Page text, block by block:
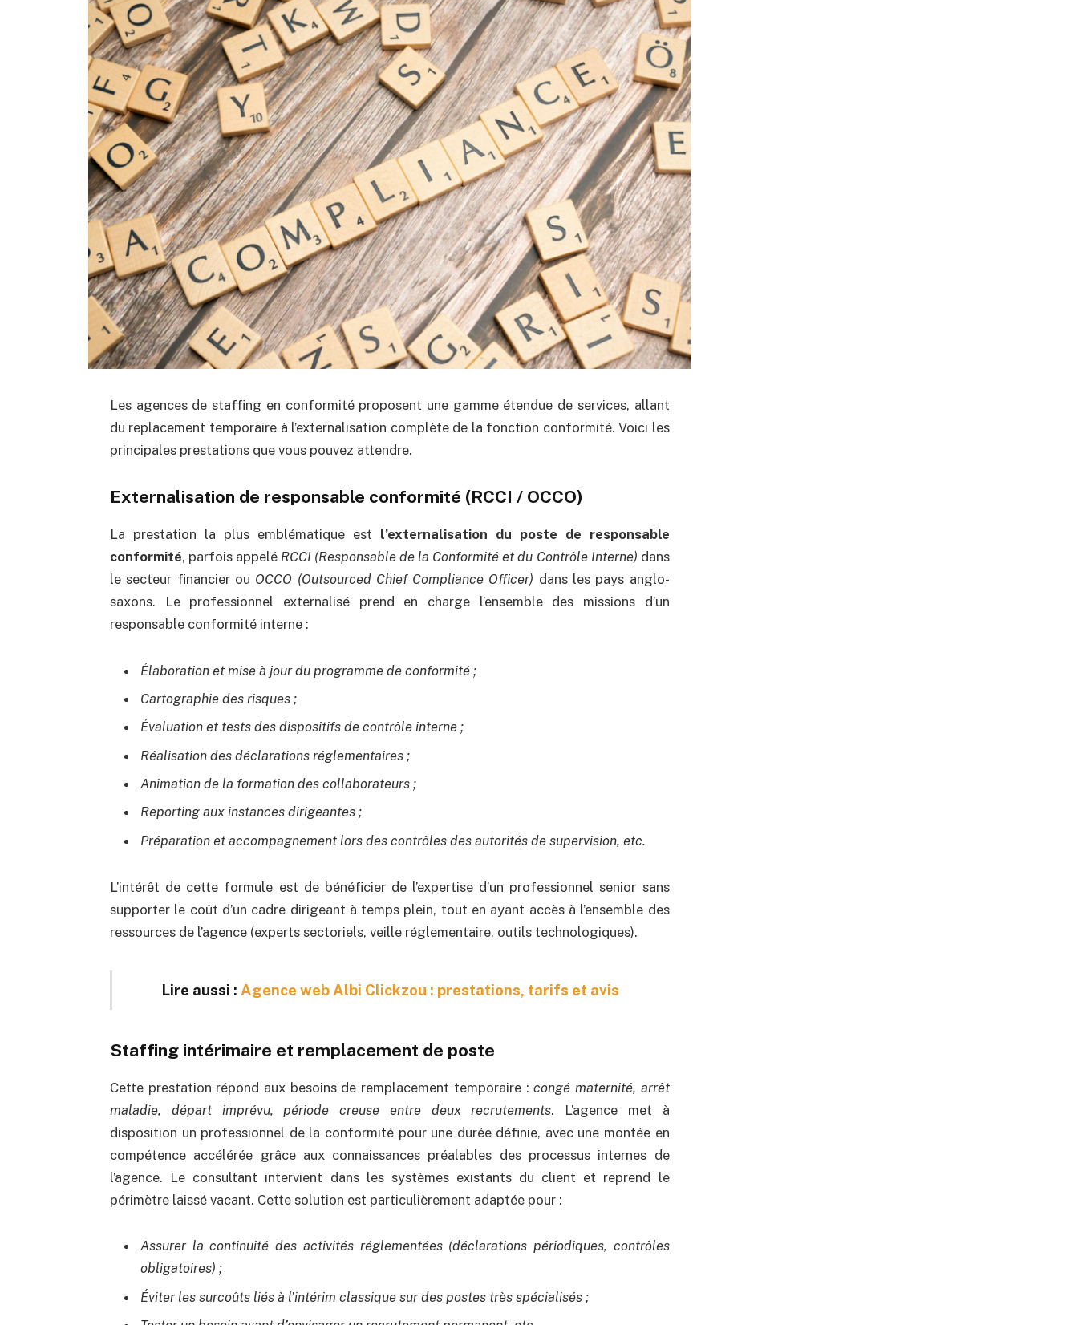
Les agences de staffing en conformité proposent une gamme étendue de services, allant
du replacement temporaire à l’externalisation complète de la fonction conformité. Voici les
principales prestations que vous pouvez attendre.
Externalisation de responsable conformité (RCCI / OCCO)
La prestation la plus emblématique est l’externalisation du poste de responsable
conformité, parfois appelé RCCI (Responsable de la Conformité et du Contrôle Interne) dans
le secteur financier ou OCCO (Outsourced Chief Compliance Officer) dans les pays anglo-
saxons. Le professionnel externalisé prend en charge l’ensemble des missions d’un
responsable conformité interne :
Élaboration et mise à jour du programme de conformité ;
Cartographie des risques ;
Évaluation et tests des dispositifs de contrôle interne ;
Réalisation des déclarations réglementaires ;
Animation de la formation des collaborateurs ;
Reporting aux instances dirigeantes ;
Préparation et accompagnement lors des contrôles des autorités de supervision, etc.
L’intérêt de cette formule est de bénéficier de l’expertise d’un professionnel senior sans
supporter le coût d’un cadre dirigeant à temps plein, tout en ayant accès à l’ensemble des
ressources de l’agence (experts sectoriels, veille réglementaire, outils technologiques).
Lire aussi : Agence web Albi Clickzou : prestations, tarifs et avis
Staffing intérimaire et remplacement de poste
Cette prestation répond aux besoins de remplacement temporaire :congé maternité, arrêt
maladie, départ imprévu, période creuse entre deux recrutements. L’agence met à
disposition un professionnel de la conformité pour une durée définie, avec une montée en
compétence accélérée grâce aux connaissances préalables des processus internes de
l’agence. Le consultant intervient dans les systèmes existants du client et reprend le
périmètre laissé vacant. Cette solution est particulièrement adaptée pour :
Assurer la continuité des activités réglementées (déclarations périodiques, contrôles
obligatoires) ;
Éviter les surcoûts liés à l’intérim classique sur des postes très spécialisés ;